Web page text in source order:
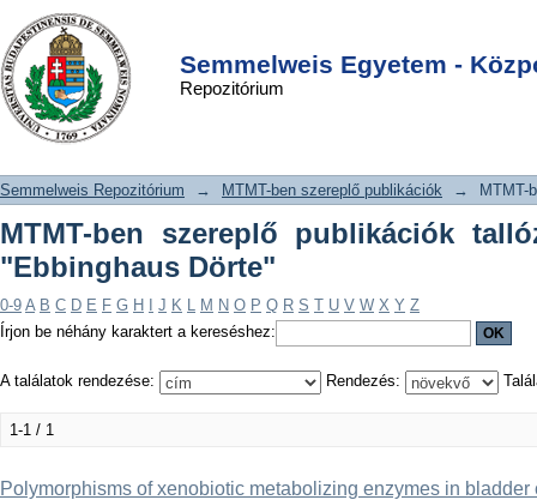
Semmelweis Egyetem -
Repozitórium
MTMT-ben szereplő publikációk
tallózása szerző szerint "Ebbinghaus
Dörte"
DSpace/Manakin Repository
Semmelweis Repozitórium → MTMT-ben szereplő publikációk → MTMT-
MTMT-ben szereplő publikációk
"Ebbinghaus Dörte"
0-9 A B C D E F G H J K L M N O P Q R S T U V W X Y Z
Írjon be néhány karaktert a kereséshez:
A találatok rendezése: Rendezés:
1-1 / 1
Polymorphisms of xenobiotic metabolizing enzymes in bladder